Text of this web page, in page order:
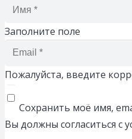
Заполните поле
Пожалуйста, введите
Сохранить моё имя,
Вы должны согласиться с